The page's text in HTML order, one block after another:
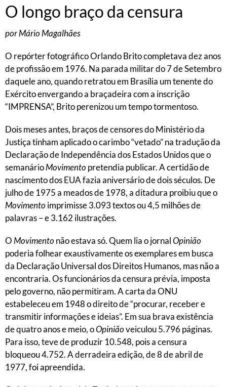
O longo braço da censura
por Mário Magalhães
O repórter fotográfico Orlando Brito completava dez anos
de profissão em 1976. Na parada militar do 7 de Setembro
daquele ano, quando retratou em Brasília um tenente do
Exército envergando a braçadeira com a inscrição
“IMPRENSA”, Brito perenizou um tempo tormentoso.
Dois meses antes, braços de censores do Ministério da
Justiça tinham aplicado o carimbo “vetado” na tradução da
Declaração de Independência dos Estados Unidos que o
semanárioMovimento pretendia publicar. A certidão de
nascimento dos EUA fazia aniversário de dois séculos. De
julho de 1975 a meados de 1978, a ditadura proibiu que o
Movimento imprimisse 3.093 textos ou 4,5 milhões de
palavras – e 3.162 ilustrações.
O Movimento não estava só. Quem lia o jornalOpinião
poderia folhear exaustivamente os exemplares em busca
da Declaração Universal dos Direitos Humanos, mas não a
encontraria. Os funcionários da censura prévia, imposta
pelo governo, não permitiram. A carta da ONU
estabeleceu em 1948 o direito de “procurar, receber e
transmitir informações e ideias”. Em sua brava existência
de quatro anos e meio, oOpiniãoveiculou 5.796 páginas.
Para isso, teve de produzir 10.548, pois a censura
bloqueou 4.752. A derradeira edição, de 8 de abril de
1977, foi apreendida.